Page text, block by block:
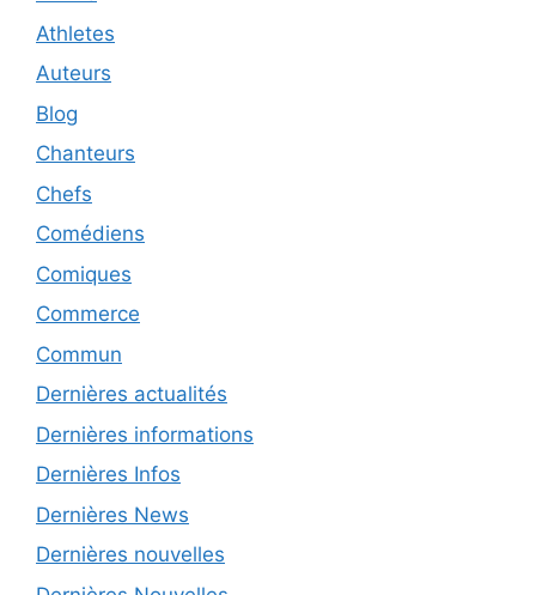
Athletes
Auteurs
Blog
Chanteurs
Chefs
Comédiens
Comiques
Commerce
Commun
Dernières actualités
Dernières informations
Dernières Infos
Dernières News
Dernières nouvelles